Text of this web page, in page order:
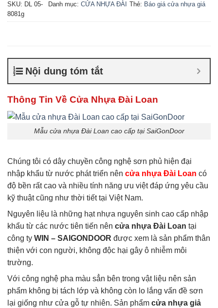
SKU: DL 05-
8081g
Danh mục: CỬA NHỰA ĐÀI Thẻ: Báo giá cửa nhựa giá
HCM,Cửa nhựa đúc Đài
Nội dung tóm tắt
Thông Tin Về Cửa Nhựa Đài Loan
Mẫu cửa nhựa Đài Loan cao cấp tại SaiGonDoor
Chúng tôi có dây chuyền công nghệ sơn phủ hiện đại
nhập khẩu từ nước phát triển nên cửa nhựa Đài Loan có
độ bền rất cao và nhiều tính năng ưu việt đáp ứng yêu cầu
kỹ thuật cũng như thời tiết tại Việt Nam.
Nguyên liệu là những hạt nhựa nguyên sinh cao cấp nhập
khẩu từ các nước tiên tiến nên cửa nhựa Đài Loan tại
công ty WIN – SAIGONDOOR được xem là sản phẩm thân
thiện với con người, không độc hại gây ô nhiễm môi
trường.
Với công nghệ pha màu sẳn bên trong vật liệu nên sản
phẩm không bị tách lớp và không còn lo lắng vấn đề sơn
lại giống như cửa gỗ tự nhiên. Sản phẩm cửa nhựa giả